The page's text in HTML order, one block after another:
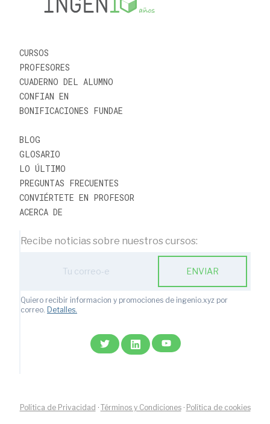
CURSOS
PROFESORES
CUADERNO DEL ALUMNO
CONFIAN EN
BONIFICACIONES FUNDAE
BLOG
GLOSARIO
LO ÚLTIMO
PREGUNTAS FRECUENTES
CONVIÉRTETE EN PROFESOR
ACERCA DE
Recibe noticias sobre nuestros cursos:
ENVIAR
Quiero recibir informacion y promociones de ingenio.xyz por
correo. Detalles.
Política de Privacidad · Términos y Condiciones· Política de cookies